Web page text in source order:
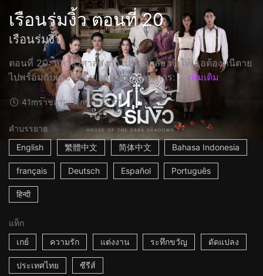
เรือนร่มงิ้ว ตอนที่ 20
เรือนร่มงิ้ว
ตอนที่ 20: หลวงวิศาลส่งก่ำไปฆ่ามาลัย ทำให้เธอต้องหนีตาย
ไปพร้อมกับเดช เรื่องย่ออย่างเป็นทางการ: ... เพิ่มเติม
41mราชอาณาจักรไทย2021
คำบรรยาย
English
繁體中文 简体中文 Bahasa Indonesia
français Deutsch Español Português
हिन्दी
แท็ก
เกย์
ความรัก แต่งงาน ระทึกขวัญ ดัดแปลง
ประเทศไทย ซีรีส์